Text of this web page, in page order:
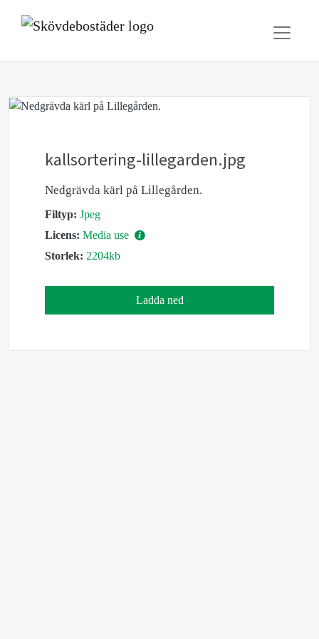
kallsortering-lillegarden.jpg
Nedgrävda kärl på Lillegården.
Filtyp: Jpeg
Licens: Media use
Storlek: 2204kb
Ladda ned